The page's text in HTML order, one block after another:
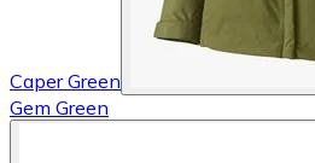
Caper Green
Gem Green